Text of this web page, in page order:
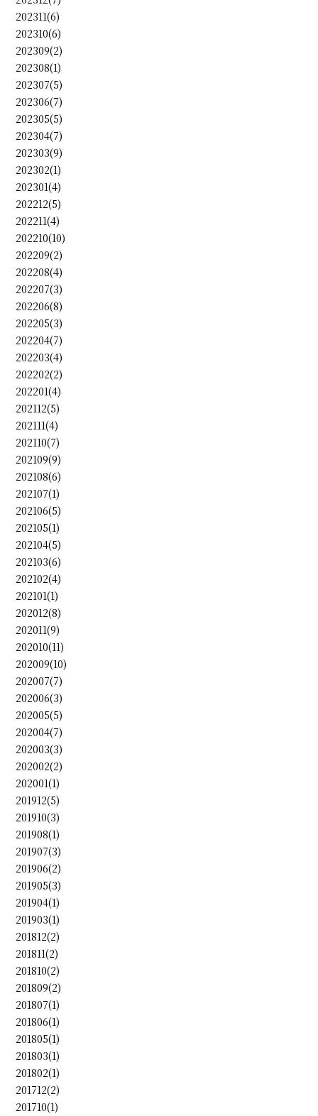
202311(6)
202310(6)
202309(2)
202308(1)
202307(5)
202306(7)
202305(5)
202304(7)
202303(9)
202302(1)
202301(4)
202212(5)
202211(4)
202210(10)
202209(2)
202208(4)
202207(3)
202206(8)
202205(3)
202204(7)
202203(4)
202202(2)
202201(4)
202112(5)
202111(4)
202110(7)
202109(9)
202108(6)
202107(1)
202106(5)
202105(1)
202104(5)
202103(6)
202102(4)
202101(1)
202012(8)
202011(9)
202010(11)
202009(10)
202007(7)
202006(3)
202005(5)
202004(7)
202003(3)
202002(2)
202001(1)
201912(5)
201910(3)
201908(1)
201907(3)
201906(2)
201905(3)
201904(1)
201903(1)
201812(2)
201811(2)
201810(2)
201809(2)
201807(1)
201806(1)
201805(1)
201803(1)
201802(1)
201712(2)
201710(1)